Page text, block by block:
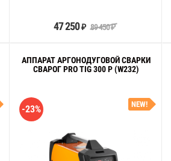
47 250₽ 89 450₽
АППАРАТ АРГОНОДУГОВОЙ СВАРКИ
СВАРОГ PRO TIG 300 P (W232)
NEW!
-23%